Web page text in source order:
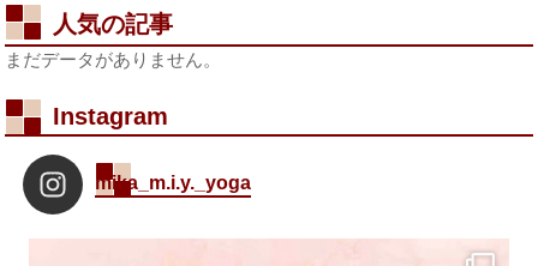
人気の記事
まだデータがありません。
Instagram
mika_m.i.y._yoga